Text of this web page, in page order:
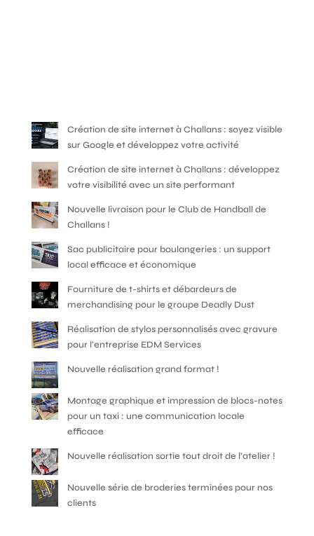
Création de site internet à Challans : soyez visible
sur Google et développez votre activité
Création de site internet à Challans : développez
votre visibilité avec un site performant
Nouvelle livraison pour le Club de Handball de
Challans !
Sac publicitaire pour boulangeries : un support
local efficace et économique
Fourniture de t-shirts et débardeurs de
merchandising pour le groupe Deadly Dust
Réalisation de stylos personnalisés avec gravure
pour l’entreprise EDM Services
Nouvelle réalisation grand format !
Montage graphique et impression de blocs-notes
pour un taxi : une communication locale
efficace
Nouvelle réalisation sortie tout droit de l’atelier !
Nouvelle série de broderies terminées pour nos
clients